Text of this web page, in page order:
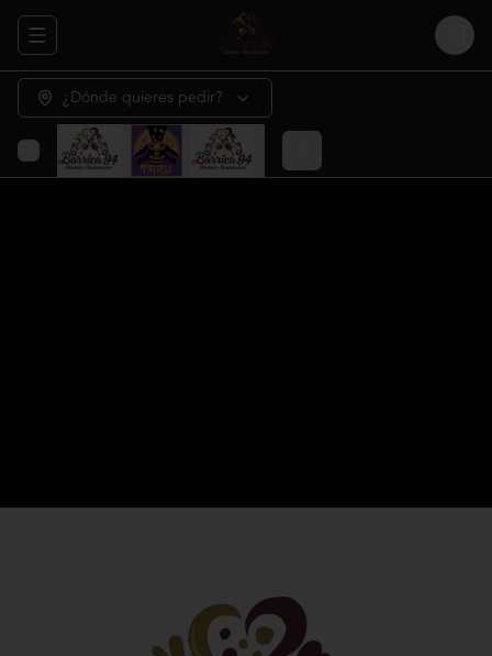
Abrir menu de navegación Login
¿Dónde quieres pedir?